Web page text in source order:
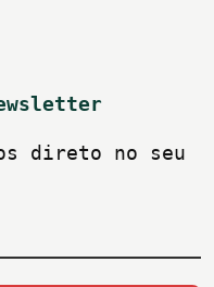
direto no seu